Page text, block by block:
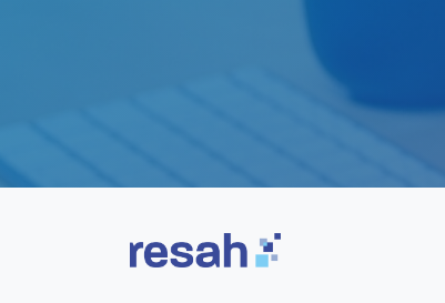
Logo Resah